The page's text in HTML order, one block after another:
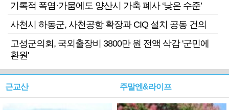
기록적 폭염·가뭄에도 양산시 가축 폐사 ‘낮은 수준’
사천시 하동군, 사천공항 확장과 CIQ 설치 공동 건의
고성군의회, 국외출장비 3800만 원 전액 삭감 '군민에
환원'
근교산 주말엔&라이프